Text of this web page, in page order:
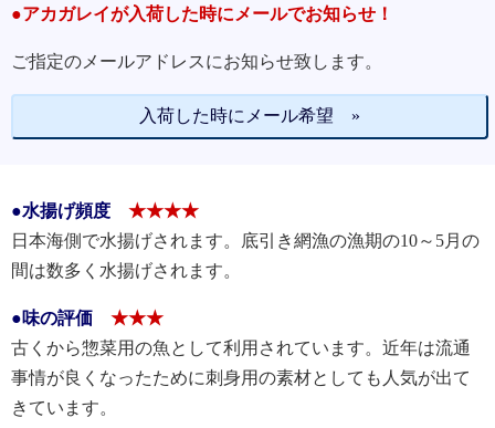
●アカガレイが入荷した時にメールでお知らせ！
ご指定のメールアドレスにお知らせ致します。
入荷した時にメール希望 »
●水揚げ頻度
★★★★
日本海側で水揚げされます。底引き網漁の漁期の10～5月の
間は数多く水揚げされます。
●味の評価
★★★
古くから惣菜用の魚として利用されています。近年は流通
事情が良くなったために刺身用の素材としても人気が出て
きています。